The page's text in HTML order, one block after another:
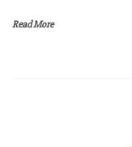
Read More